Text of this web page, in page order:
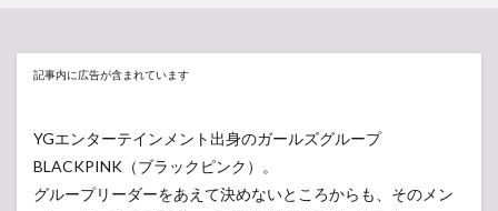
記事内に広告が含まれています
YGエンターテインメント出身のガールズグループ
BLACKPINK（ブラックピンク）。
グループリーダーをあえて決めないところからも、そのメン